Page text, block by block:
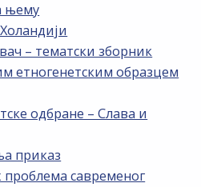
њему
– тематски зборник
етногенетским образцем
одбране – Слава и
приказ
савременог